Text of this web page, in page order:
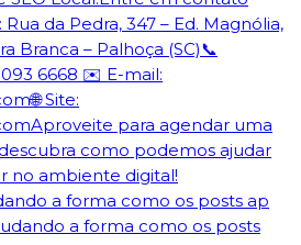
a forma como os posts ap